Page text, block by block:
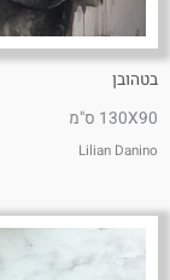
בטהובן
130X90 ס"מ
Lilian Danino